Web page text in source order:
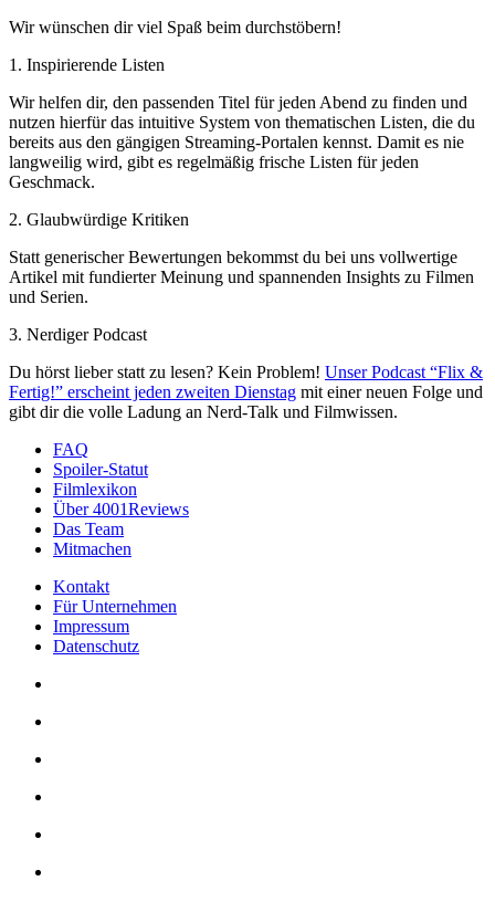
Wir wünschen dir viel Spaß beim durchstöbern!
1. Inspirierende Listen
Wir helfen dir, den passenden Titel für jeden Abend zu finden und
nutzen hierfür das intuitive System von thematischen Listen, die du
bereits aus den gängigen Streaming-Portalen kennst. Damit es nie
langweilig wird, gibt es regelmäßig frische Listen für jeden
Geschmack.
2. Glaubwürdige Kritiken
Statt generischer Bewertungen bekommst du bei uns vollwertige
Artikel mit fundierter Meinung und spannenden Insights zu Filmen
und Serien.
3. Nerdiger Podcast
Du hörst lieber statt zu lesen? Kein Problem! Unser Podcast “Flix &
Fertig!” erscheint jeden zweiten Dienstag mit einer neuen Folge und
gibt dir die volle Ladung an Nerd-Talk und Filmwissen.
FAQ
Spoiler-Statut
Filmlexikon
Über 4001Reviews
Das Team
Mitmachen
Kontakt
Für Unternehmen
Impressum
Datenschutz